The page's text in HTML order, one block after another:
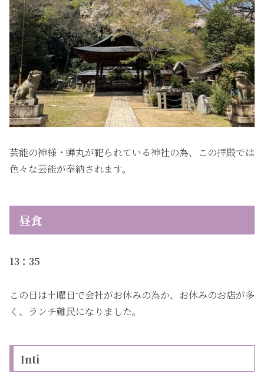
芸能の神様・蝉丸が祀られている神社の為、この拝殿では
色々な芸能が奉納されます。
昼食
13：35
この日は土曜日で会社がお休みの為か、お休みのお店が多
く、ランチ難民になりました。
Inti